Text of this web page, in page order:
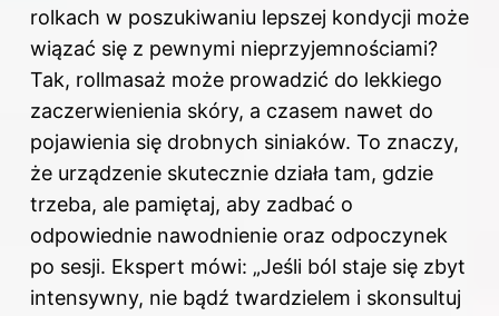
rolkach w poszukiwaniu lepszej kondycji może
wiązać się z pewnymi nieprzyjemnościami?
Tak, rollmasaż może prowadzić do lekkiego
zaczerwienienia skóry, a czasem nawet do
pojawienia się drobnych siniaków. To znaczy,
że urządzenie skutecznie działa tam, gdzie
trzeba, ale pamiętaj, aby zadbać o
odpowiednie nawodnienie oraz odpoczynek
po sesji. Ekspert mówi: „Jeśli ból staje się zbyt
intensywny, nie bądź twardzielem i skonsultuj